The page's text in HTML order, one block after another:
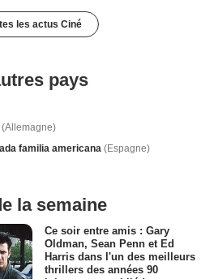
les actus Ciné
pays
(Allemagne)
familia americana (Espagne)
la semaine
Ce soir entre amis : Gary
Oldman, Sean Penn et Ed
Harris dans l'un des meilleurs
thrillers des années 90